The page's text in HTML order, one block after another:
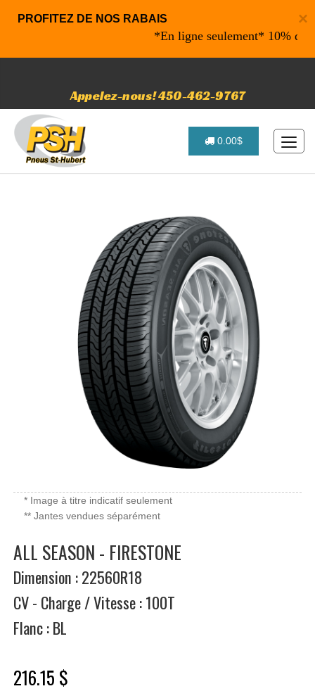
×
PROFITEZ DE NOS RABAIS
*En ligne seulement* 10% de
Appelez-nous! 450-462-9767
0.00$
* Image à titre indicatif seulement
** Jantes vendues séparément
ALL SEASON - FIRESTONE
Dimension : 22560R18
CV - Charge / Vitesse : 100T
Flanc : BL
216.15 $